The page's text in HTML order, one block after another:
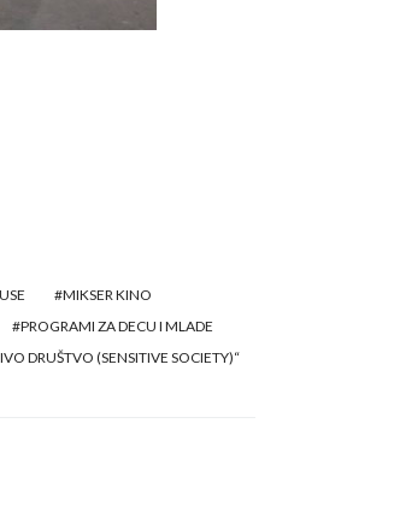
MIKSER KINO
PROGRAMI ZA DECU I MLADE
DRUŠTVO (SENSITIVE SOCIETY)“